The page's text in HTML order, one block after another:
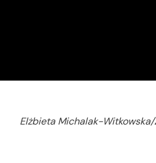
Elżbieta Michalak-Witkowska/